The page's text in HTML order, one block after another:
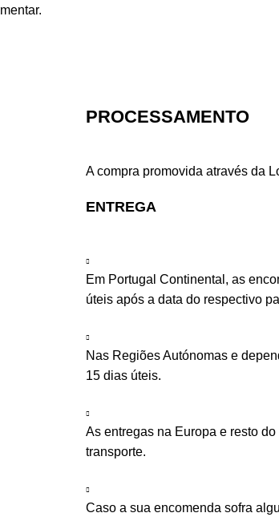
PROCESSAMENTO
A compra promovida através da
ENTREGA
Em Portugal Continental, as
úteis após a data do respectivo
Nas Regiões Autónomas e
15 dias úteis.
As entregas na Europa e resto
transporte.
Caso a sua encomenda sofra